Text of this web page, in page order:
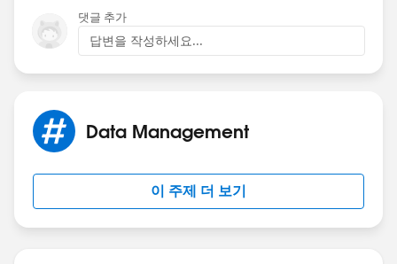
-First Published Location (related record)
-Content URL (Public accessible URL)
댓글 추가
답변을 작성하세요...
Data Management
이 주제 더 보기